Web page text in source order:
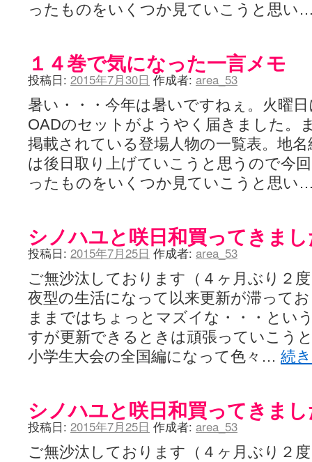
ったものをいくつか見ていこうと思
１４巻で気になった一言メモ
投稿日: 2015年7月30日 作成者: area_53
暑い・・・今年は暑いですねぇ。火曜
OADのセットがようやく届きました。
掲載されている登場人物の一覧表。地
は後日取り上げていこうと思うので今
ったものをいくつか見ていこうと思
シノハユと咲日和買ってきま
投稿日: 2015年7月25日 作成者: area_53
ご無沙汰しております（４ヶ月ぶり２
夜型の生活になって以来更新が滞って
ままではちょっとマズイな・・・とい
すが更新できるときは頑張っていこう
小学生大会の全国編になって色々… 続
シノハユと咲日和買ってきま
投稿日: 2015年7月25日 作成者: area_53
ご無沙汰しております（４ヶ月ぶり２